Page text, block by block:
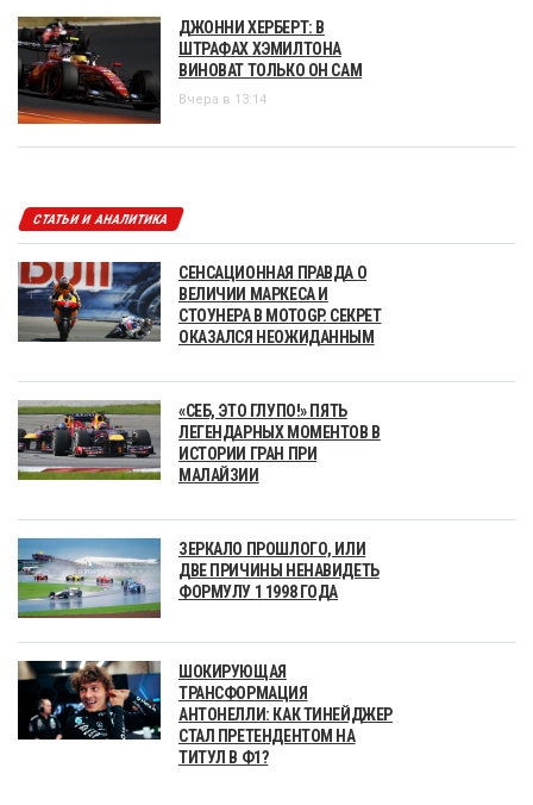
ДЖОННИ ХЕРБЕРТ: В
ШТРАФАХ ХЭМИЛТОНА
ВИНОВАТ ТОЛЬКО ОН САМ
Вчера в 13:14
СТАТЬИ И АНАЛИТИКА
СЕНСАЦИОННАЯ ПРАВДА О
ВЕЛИЧИИ МАРКЕСА И
СТОУНЕРА В MOTOGP. СЕКРЕТ
ОКАЗАЛСЯ НЕОЖИДАННЫМ
«СЕБ, ЭТО ГЛУПО!» ПЯТЬ
ЛЕГЕНДАРНЫХ МОМЕНТОВ В
ИСТОРИИ ГРАН ПРИ
МАЛАЙЗИИ
ЗЕРКАЛО ПРОШЛОГО, ИЛИ
ДВЕ ПРИЧИНЫ НЕНАВИДЕТЬ
ФОРМУЛУ 1 1998 ГОДА
ШОКИРУЮЩАЯ
ТРАНСФОРМАЦИЯ
АНТОНЕЛЛИ: КАК ТИНЕЙДЖЕР
СТАЛ ПРЕТЕНДЕНТОМ НА
ТИТУЛ В Ф1?